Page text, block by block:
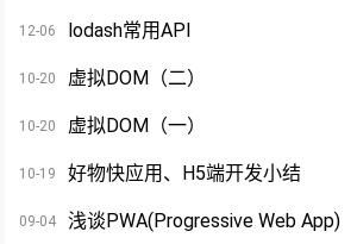
12-06 lodash常用API
10-20 虚拟DOM（二）
10-20 虚拟DOM（一）
10-19 好物快应用、H5端开发小结
09-04 浅谈PWA(Progressive Web App)